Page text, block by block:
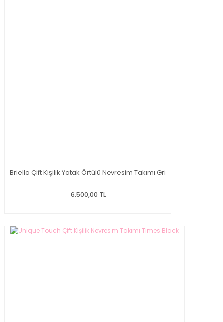
Briella Çift Kişilik Yatak Örtülü Nevresim Takımı Gri
6.500,00 TL